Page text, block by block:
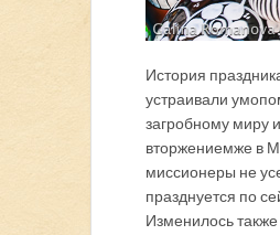
История
устраивали
загробному миру
вторжением же в
миссионеры не
празднуется по
Изменилось